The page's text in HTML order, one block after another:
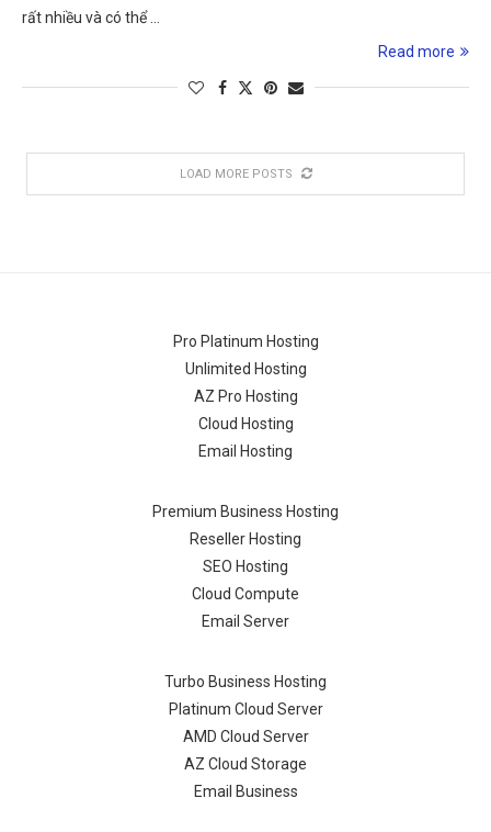
rất nhiều và có thể …
Read more
LOAD MORE POSTS
Pro Platinum Hosting
Unlimited Hosting
AZ Pro Hosting
Cloud Hosting
Email Hosting
Premium Business Hosting
Reseller Hosting
SEO Hosting
Cloud Compute
Email Server
Turbo Business Hosting
Platinum Cloud Server
AMD Cloud Server
AZ Cloud Storage
Email Business